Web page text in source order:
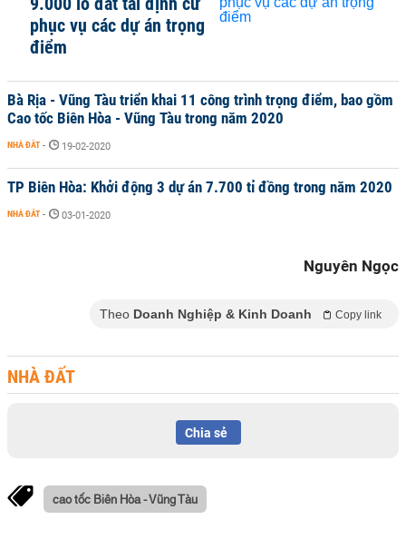
phục vụ các dự án trọng
điểm
Bà Rịa - Vũng Tàu triển khai 11 công trình trọng điểm, bao gồm
Cao tốc Biên Hòa - Vũng Tàu trong năm 2020
NHÀ ĐẤT - 19-02-2020
TP Biên Hòa: Khởi động 3 dự án 7.700 tỉ đồng trong năm 2020
NHÀ ĐẤT - 03-01-2020
Nguyên Ngọc
Theo Doanh Nghiệp & Kinh Doanh Copy link
NHÀ ĐẤT
Chia sẻ
cao tốc Biên Hòa - Vũng Tàu